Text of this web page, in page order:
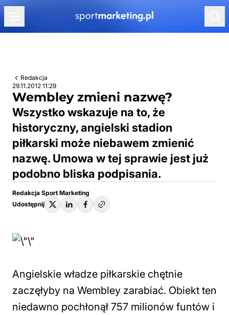
Przejdź do treści
Redakcja
29.11.2012 11:29
Wembley zmieni nazwę?
Wszystko wskazuje na to, że
historyczny, angielski stadion
piłkarski może niebawem zmienić
nazwę. Umowa w tej sprawie jest już
podobno bliska podpisania.
Redakcja Sport Marketing
Udostępnij
Angielskie władze piłkarskie chętnie
zaczęłyby na Wembley zarabiać. Obiekt ten
niedawno pochłonął 757 milionów funtów i